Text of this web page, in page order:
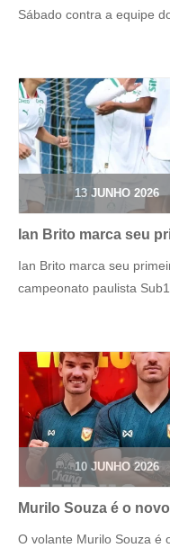
Sábado contra a equipe
13 JUNHO 2026
Ian Brito marca seu
Ian Brito marca seu
campeonato paulista
10 JUNHO 2026
Murilo Souza é o
O volante Murilo Souza é